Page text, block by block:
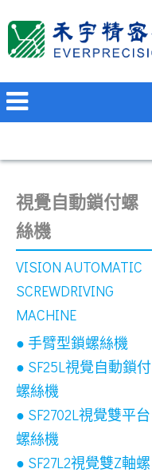
視覺自動鎖付螺
絲機
VISION AUTOMATIC
SCREWDRIVING
MACHINE
● 手臂型鎖螺絲機
● SF25L視覺自動鎖付
螺絲機
● SF2702L視覺雙平台
螺絲機
● SF27L2視覺雙Z軸螺